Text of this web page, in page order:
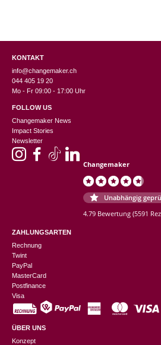
KONTAKT
info@changemaker.ch
044 405 19 20
Mo - Fr 09:00 - 17:00 Uhr
FOLLOW US
Changemaker News
Impact Stories
Newsletter
Changemaker
Unabhängig
4.79 Bewertung (5591
ZAHLUNGSARTEN
Rechnung
Twint
PayPal
MasterCard
Postfinance
Visa
ÜBER UNS
Konzept